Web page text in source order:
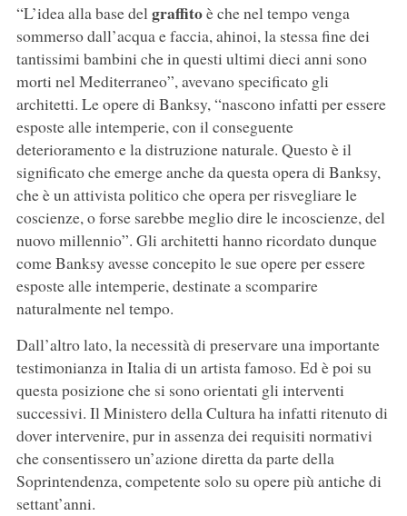
“L’idea alla base delgraffitoè che nel tempo venga
sommerso dall’acqua e faccia, ahinoi, la stessa fine dei
tantissimi bambini che in questi ultimi dieci anni sono
morti nel Mediterraneo”, avevano specificato gli
architetti. Le opere di Banksy, “nascono infatti per essere
esposte alle intemperie, con il conseguente
deterioramento e la distruzione naturale. Questo è il
significato che emerge anche da questa opera di Banksy,
che è un attivista politico che opera per risvegliare le
coscienze, o forse sarebbe meglio dire le incoscienze, del
nuovo millennio”. Gli architetti hanno ricordato dunque
come Banksy avesse concepito le sue opere per essere
esposte alle intemperie, destinate a scomparire
naturalmente nel tempo.
Dall’altro lato, la necessità di preservare una importante
testimonianza in Italia di un artista famoso. Ed è poi su
questa posizione che si sono orientati gli interventi
successivi. Il Ministero della Cultura ha infatti ritenuto di
dover intervenire, pur in assenza dei requisiti normativi
che consentissero un’azione diretta da parte della
Soprintendenza, competente solo su opere più antiche di
settant’anni.